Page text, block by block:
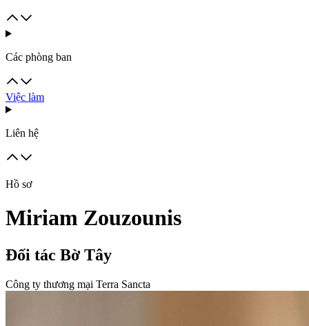
Các phòng ban
Việc làm
Liên hệ
Hồ sơ
Miriam Zouzounis
Đối tác Bờ Tây
Công ty thương mại Terra Sancta